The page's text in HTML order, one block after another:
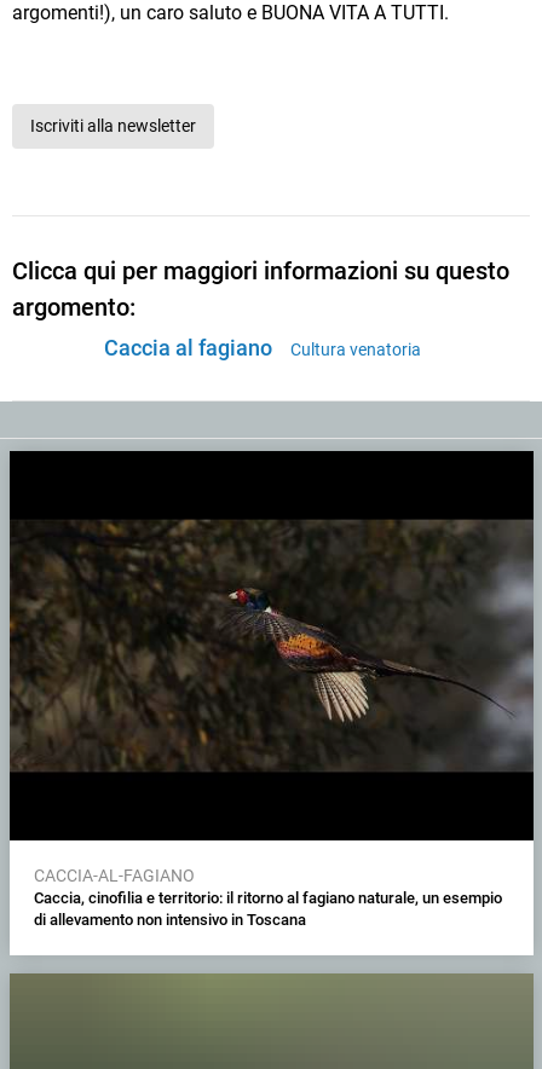
argomenti!), un caro saluto e BUONA VITA A TUTTI.
Iscriviti alla newsletter
Clicca qui per maggiori informazioni su questo
argomento:
Caccia al fagiano Cultura venatoria
CACCIA-AL-FAGIANO
Caccia, cinofilia e territorio: il ritorno al fagiano naturale, un esempio
di allevamento non intensivo in Toscana